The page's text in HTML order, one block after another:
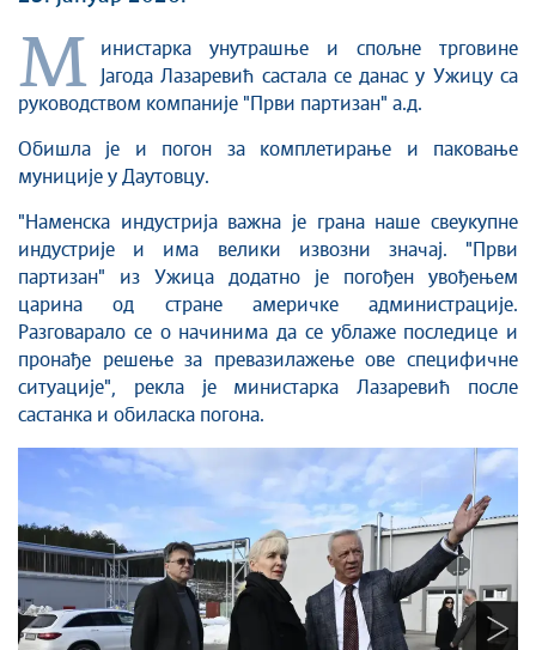
M
инистарка унутрашње и спољне трговине
Јагода Лазаревић састала се данас у Ужицу са
руководством компаније "Први партизан" а.д.
Обишла је и погон за комплетирање и паковање
муниције у Даутовцу.
"Наменска индустрија важна је грана наше свеукупне
индустрије и има велики извозни значај. "Први
партизан" из Ужица додатно је погођен увођењем
царина од стране америчке администрације.
Разговарало се о начинима да се ублаже последице и
пронађе решење за превазилажење ове специфичне
ситуације", рекла је министарка Лазаревић после
састанка и обиласка погона.